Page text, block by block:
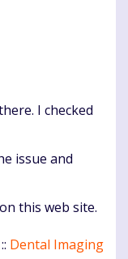
I checked
issue and
this web site.
Dental Imaging